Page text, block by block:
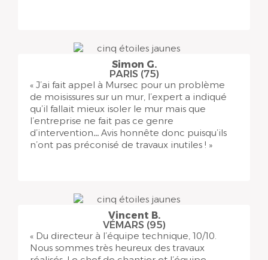
Simon G.
PARIS (75)
« J’ai fait appel à Mursec pour un problème
de moisissures sur un mur, l’expert a indiqué
qu’il fallait mieux isoler le mur mais que
l’entreprise ne fait pas ce genre
d’intervention… Avis honnête donc puisqu’ils
n’ont pas préconisé de travaux inutiles ! »
Vincent B.
VÉMARS (95)
« Du directeur à l’équipe technique, 10/10.
Nous sommes très heureux des travaux